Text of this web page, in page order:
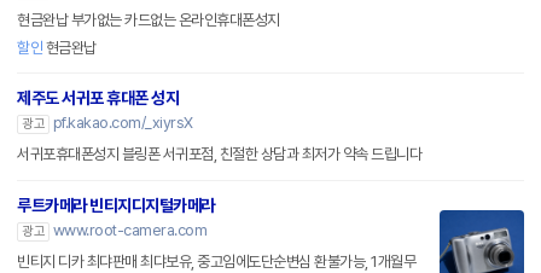
현금완납 부가없는 카드없는 온라인휴대폰성지
할인 현금완납
제주도 서귀포 휴대폰 성지
광고
pf.kakao.com/_xiyrsX
서귀포휴대폰성지 블링폰 서귀포점, 친절한 상담과 최저가 약속 드립니다
루트카메라 빈티지디지털카메라
광고 www.root-camera.com
빈티지 디카 최댜판매 최댜보유, 중고임에도단순변심 환불가능, 1개월무